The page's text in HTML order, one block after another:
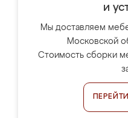
и
Мы доставляем
Московской
Стоимость сборки